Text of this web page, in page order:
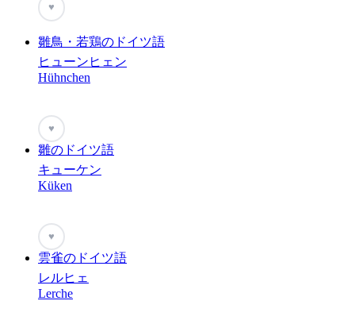
♥
雛鳥・若鶏のドイツ語
ヒューンヒェン
Hühnchen
♥
雛のドイツ語
キューケン
Küken
♥
雲雀のドイツ語
レルヒェ
Lerche